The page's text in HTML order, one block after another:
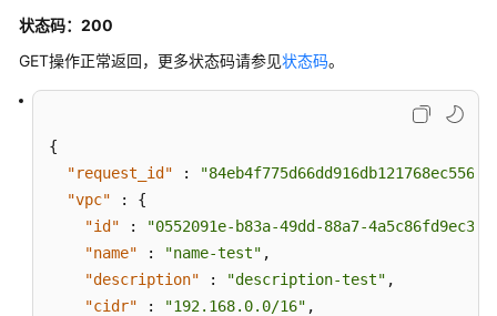
状态码：200
GET操作正常返回，更多状态码请参见状态码。
{
"request_id"
:
"vpc"
:
{
"id"
: "0552091e-b83a-49dd-88a7-4a5c86fd9ec3"
"name"
: "name-test" ,
"description"
: "description-test" ,
"cidr"
: "192.168.0.0/16" ,